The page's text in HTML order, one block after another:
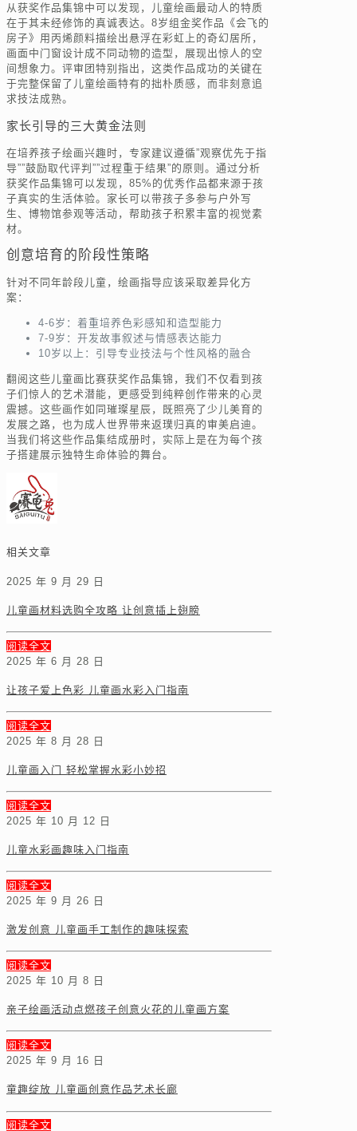
从获奖作品集锦中可以发现，儿童绘画最动人的特质
在于其未经修饰的真诚表达。8岁组金奖作品《会飞的
房子》用丙烯颜料描绘出悬浮在彩虹上的奇幻居所，
画面中门窗设计成不同动物的造型，展现出惊人的空
间想象力。评审团特别指出，这类作品成功的关键在
于完整保留了儿童绘画特有的拙朴质感，而非刻意追
求技法成熟。
家长引导的三大黄金法则
在培养孩子绘画兴趣时，专家建议遵循”观察优先于指
导””鼓励取代评判””过程重于结果”的原则。通过分析
获奖作品集锦可以发现，85%的优秀作品都来源于孩
子真实的生活体验。家长可以带孩子多参与户外写
生、博物馆参观等活动，帮助孩子积累丰富的视觉素
材。
创意培育的阶段性策略
针对不同年龄段儿童，绘画指导应该采取差异化方
案：
4-6岁：着重培养色彩感知和造型能力
7-9岁：开发故事叙述与情感表达能力
10岁以上：引导专业技法与个性风格的融合
翻阅这些儿童画比赛获奖作品集锦，我们不仅看到孩
子们惊人的艺术潜能，更感受到纯粹创作带来的心灵
震撼。这些画作如同璀璨星辰，既照亮了少儿美育的
发展之路，也为成人世界带来返璞归真的审美启迪。
当我们将这些作品集结成册时，实际上是在为每个孩
子搭建展示独特生命体验的舞台。
相关文章
2025 年 9 月 29 日
儿童画材料选购全攻略 让创意插上翅膀
阅读全文
2025 年 6 月 28 日
让孩子爱上色彩 儿童画水彩入门指南
阅读全文
2025 年 8 月 28 日
儿童画入门 轻松掌握水彩小妙招
阅读全文
2025 年 10 月 12 日
儿童水彩画趣味入门指南
阅读全文
2025 年 9 月 26 日
激发创意 儿童画手工制作的趣味探索
阅读全文
2025 年 10 月 8 日
亲子绘画活动点燃孩子创意火花的儿童画方案
阅读全文
2025 年 9 月 16 日
童趣绽放 儿童画创意作品艺术长廊
阅读全文